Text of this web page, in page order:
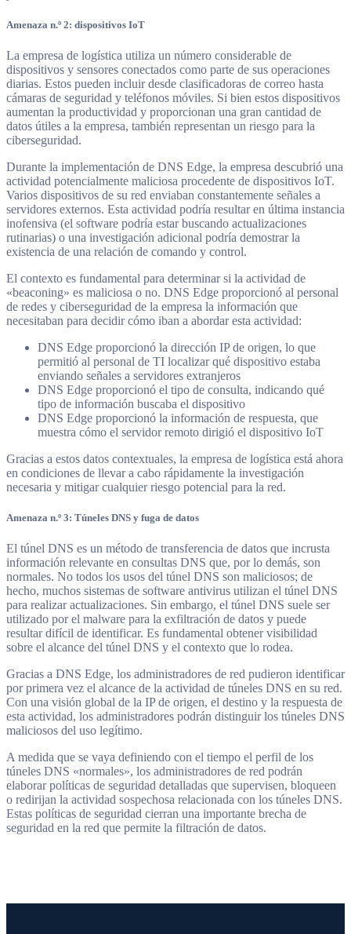
Amenaza n.º 2: dispositivos IoT
La empresa de logística utiliza un número considerable de
dispositivos y sensores conectados como parte de sus operaciones
diarias. Estos pueden incluir desde clasificadoras de correo hasta
cámaras de seguridad y teléfonos móviles. Si bien estos dispositivos
aumentan la productividad y proporcionan una gran cantidad de
datos útiles a la empresa, también representan un riesgo para la
ciberseguridad.
Durante la implementación de DNS Edge, la empresa descubrió una
actividad potencialmente maliciosa procedente de dispositivos IoT.
Varios dispositivos de su red enviaban constantemente señales a
servidores externos. Esta actividad podría resultar en última instancia
inofensiva (el software podría estar buscando actualizaciones
rutinarias) o una investigación adicional podría demostrar la
existencia de una relación de comando y control.
El contexto es fundamental para determinar si la actividad de
«beaconing» es maliciosa o no. DNS Edge proporcionó al personal
de redes y ciberseguridad de la empresa la información que
necesitaban para decidir cómo iban a abordar esta actividad:
DNS Edge proporcionó la dirección IP de origen, lo que
permitió al personal de TI localizar qué dispositivo estaba
enviando señales a servidores extranjeros
DNS Edge proporcionó el tipo de consulta, indicando qué
tipo de información buscaba el dispositivo
DNS Edge proporcionó la información de respuesta, que
muestra cómo el servidor remoto dirigió el dispositivo IoT
Gracias a estos datos contextuales, la empresa de logística está ahora
en condiciones de llevar a cabo rápidamente la investigación
necesaria y mitigar cualquier riesgo potencial para la red.
Amenaza n.º 3: Túneles DNS y fuga de datos
El túnel DNS es un método de transferencia de datos que incrusta
información relevante en consultas DNS que, por lo demás, son
normales. No todos los usos del túnel DNS son maliciosos; de
hecho, muchos sistemas de software antivirus utilizan el túnel DNS
para realizar actualizaciones. Sin embargo, el túnel DNS suele ser
utilizado por el malware para la exfiltración de datos y puede
resultar difícil de identificar. Es fundamental obtener visibilidad
sobre el alcance del túnel DNS y el contexto que lo rodea.
Gracias a DNS Edge, los administradores de red pudieron identificar
por primera vez el alcance de la actividad de túneles DNS en su red.
Con una visión global de la IP de origen, el destino y la respuesta de
esta actividad, los administradores podrán distinguir los túneles DNS
maliciosos del uso legítimo.
A medida que se vaya definiendo con el tiempo el perfil de los
túneles DNS «normales», los administradores de red podrán
elaborar políticas de seguridad detalladas que supervisen, bloqueen
o redirijan la actividad sospechosa relacionada con los túneles DNS.
Estas políticas de seguridad cierran una importante brecha de
seguridad en la red que permite la filtración de datos.